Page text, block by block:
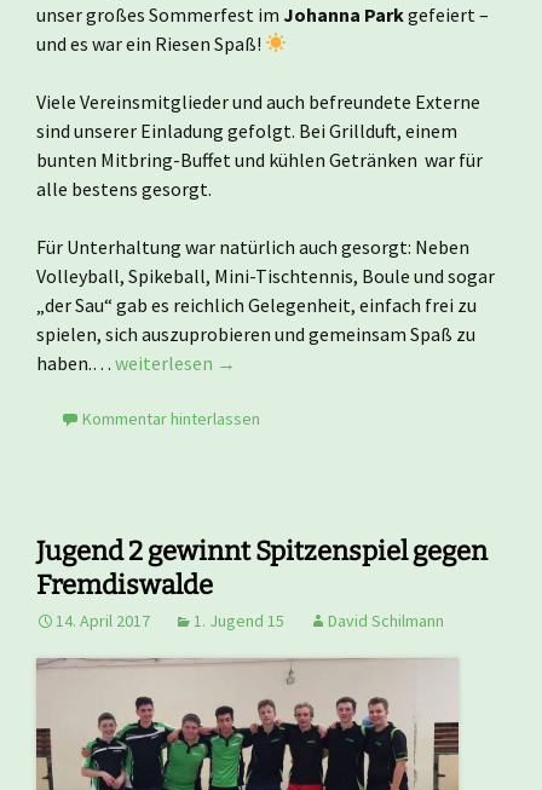
unser großes Sommerfest im Johanna Parkgefeiert –
und es war ein Riesen Spaß!
Viele Vereinsmitglieder und auch befreundete Externe
sind unserer Einladung gefolgt. Bei Grillduft, einem
bunten Mitbring-Buffet und kühlen Getränken war für
alle bestens gesorgt.
Für Unterhaltung war natürlich auch gesorgt: Neben
Volleyball, Spikeball, Mini-Tischtennis, Boule und sogar
„der Sau“ gab es reichlich Gelegenheit, einfach frei zu
spielen, sich auszuprobieren und gemeinsam Spaß zu
haben.… weiterlesen →
Kommentar hinterlassen
Jugend 2 gewinnt Spitzenspiel gegen
Fremdiswalde
14. April 2017 1. Jugend 15 David Schilmann